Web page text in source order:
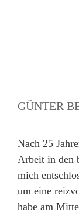
GÜNTER
Nach 25
Arbeit in den
mich
um eine
habe am